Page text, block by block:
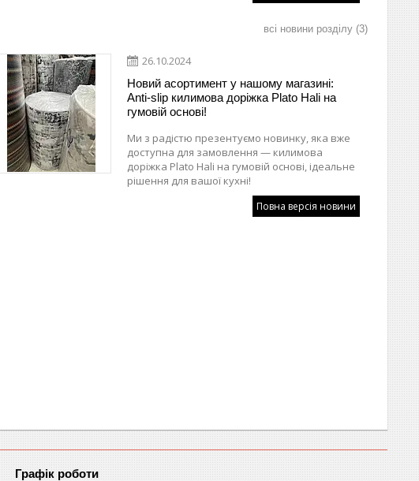
26.10.2024
Новий асортимент у нашому магазині:
Anti-slip килимова доріжка Plato Hali на
гумовій основі!
Ми з радістю презентуємо новинку, яка вже
доступна для замовлення — килимова
доріжка Plato Hali на гумовій основі, ідеальне
рішення для вашої кухні!
Повна версія новини
всі новини розділу 3
Графік роботи